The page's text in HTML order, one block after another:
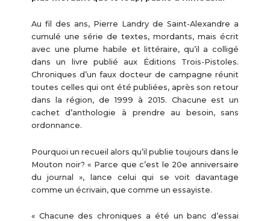
Au fil des ans, Pierre Landry de Saint-Alexandre a
cumulé une série de textes, mordants, mais écrit
avec une plume habile et littéraire, qu’il a colligé
dans un livre publié aux Éditions Trois-Pistoles.
Chroniques d’un faux docteur de campagne réunit
toutes celles qui ont été publiées, après son retour
dans la région, de 1999 à 2015. Chacune est un
cachet d’anthologie à prendre au besoin, sans
ordonnance.
Pourquoi un recueil alors qu’il publie toujours dans le
Mouton noir? « Parce que c’est le 20e anniversaire
du journal », lance celui qui se voit davantage
comme un écrivain, que comme un essayiste.
« Chacune des chroniques a été un banc d’essai